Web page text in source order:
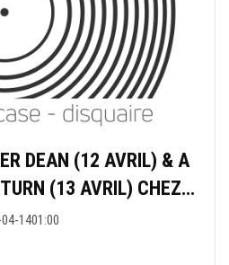
DEAN (12 AVRIL) & A
(13 AVRIL) CHEZ
1401:00